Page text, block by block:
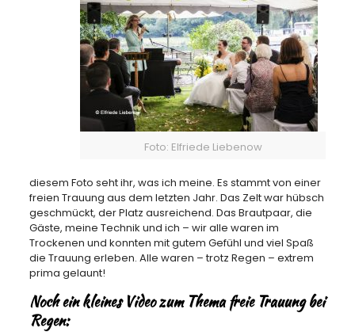
Foto: Elfriede Liebenow
diesem Foto seht ihr, was ich meine. Es stammt von einer
freien Trauung aus dem letzten Jahr. Das Zelt war hübsch
geschmückt, der Platz ausreichend. Das Brautpaar, die
Gäste, meine Technik und ich – wir alle waren im
Trockenen und konnten mit gutem Gefühl und viel Spaß
die Trauung erleben. Alle waren – trotz Regen – extrem
prima gelaunt!
Noch ein kleines Video zum Thema freie Trauung bei
Regen: